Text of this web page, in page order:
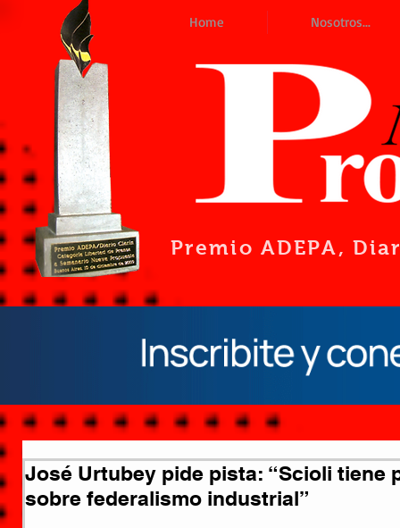
Home Nosotros...
Premio ADEPA,
José Urtubey pide pista: “Scioli tiene
sobre federalismo industrial”